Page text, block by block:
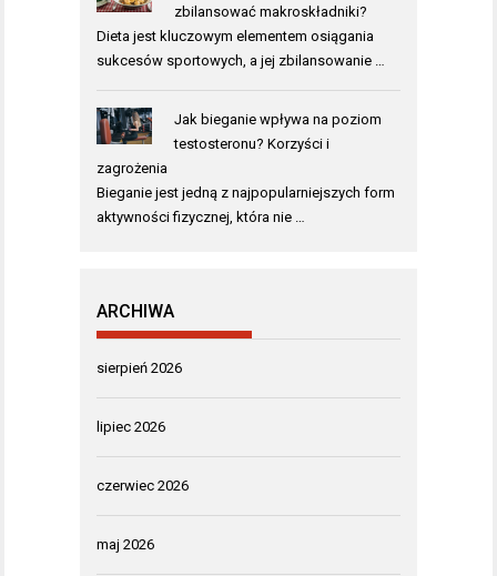
zbilansować makroskładniki?
Dieta jest kluczowym elementem osiągania
sukcesów sportowych, a jej zbilansowanie …
Jak bieganie wpływa na poziom
testosteronu? Korzyści i
zagrożenia
Bieganie jest jedną z najpopularniejszych form
aktywności fizycznej, która nie …
ARCHIWA
sierpień 2026
lipiec 2026
czerwiec 2026
maj 2026